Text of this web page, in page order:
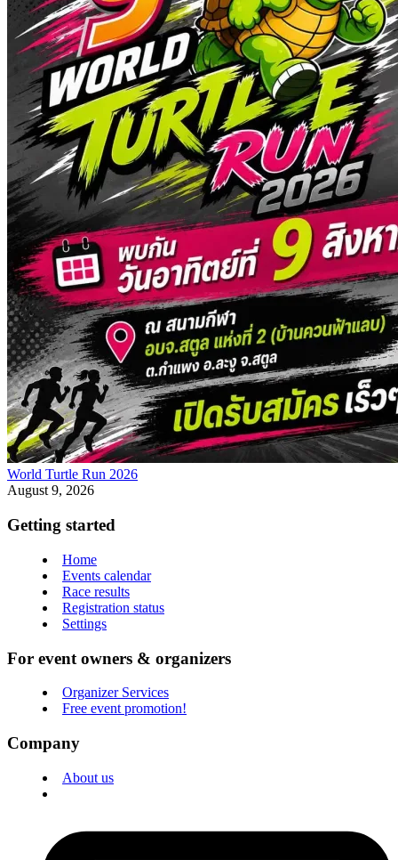
World Turtle Run 2026
August 9, 2026
Getting started
Home
Events calendar
Race results
Registration status
Settings
For event owners & organizers
Organizer Services
Free event promotion!
Company
About us